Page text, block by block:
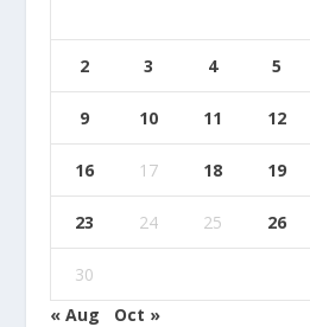
2 3 4 5
9 10 11 12
16 17 18 19
23 24 25 26
30
« Aug
Oct »